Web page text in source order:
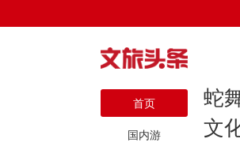
首页
国内游
蛇
文